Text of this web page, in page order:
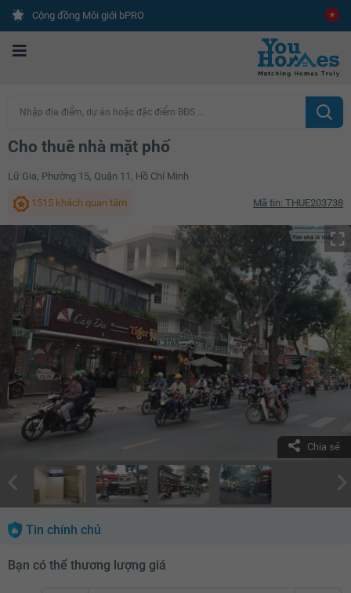
Cộng đồng Môi giới bPRO
Nhập địa điểm, dự án hoặc đặc điểm BĐS ...
Cho thuê nhà mặt phố
Lữ Gia, Phường 15, Quận 11, Hồ Chí Minh
1515 khách quan tâm Mã tin: THUE203738
Chia sẻ
Tin chính chủ
Bạn có thể thương lượng giá